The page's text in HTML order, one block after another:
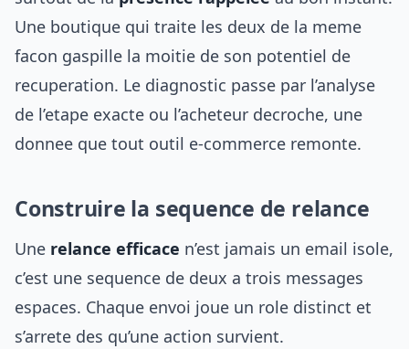
Une boutique qui traite les deux de la meme
facon gaspille la moitie de son potentiel de
recuperation. Le diagnostic passe par l’analyse
de l’etape exacte ou l’acheteur decroche, une
donnee que tout outil e-commerce remonte.
Construire la sequence de relance
Une relance efficace n’est jamais un email isole,
c’est une sequence de deux a trois messages
espaces. Chaque envoi joue un role distinct et
s’arrete des qu’une action survient.